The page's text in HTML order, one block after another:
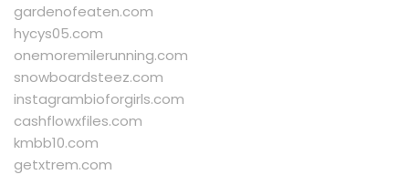
gardenofeaten.com
hycys05.com
onemoremilerunning.com
snowboardsteez.com
instagrambioforgirls.com
cashflowxfiles.com
kmbb10.com
getxtrem.com